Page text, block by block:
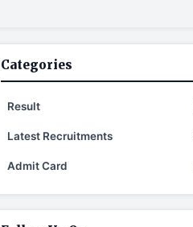
Categories
Result
Latest Recruitments
Admit Card